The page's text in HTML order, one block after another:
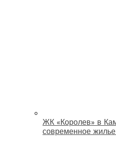
ЖК «Королев» в
современное